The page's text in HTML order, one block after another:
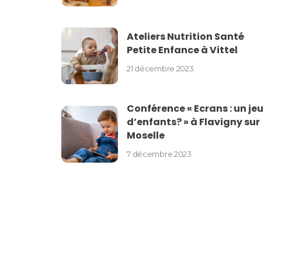
Ateliers Nutrition Santé
Petite Enfance à Vittel
21 décembre 2023
Conférence « Ecrans : un jeu
d’enfants? » à Flavigny sur
Moselle
7 décembre 2023